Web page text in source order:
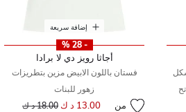
من
إضافة سريعة
- 28 %
أجاثا رويز دي لا برادا
فستان باللون الابيض مزين بتطريزات
زهور للبنات
من 13.00 د ك سعر مخفض من
18.00 د ك إلى